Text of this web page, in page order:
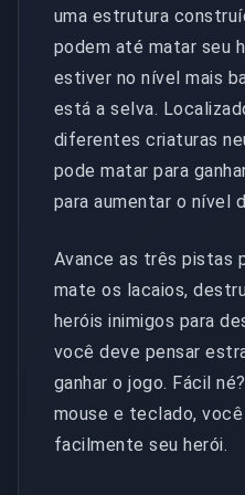
uma estrutura
podem até matar seu
estiver no nível mais
está a selva.
diferentes criaturas
pode matar para
para aumentar o nível
Avance as três pistas
mate os lacaios,
heróis inimigos para
você deve pensar
ganhar o jogo. Fácil
mouse e teclado,
facilmente seu herói.